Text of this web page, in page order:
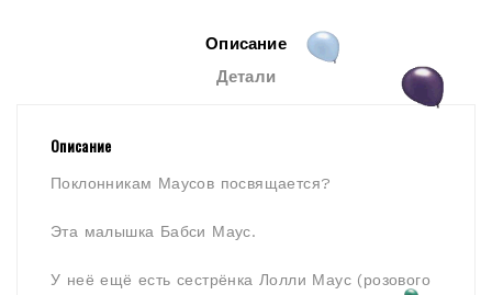
Описание
Детали
Описание
Поклонникам Маусов посвящается?
Эта малышка Бабси Маус.
У неё ещё есть сестрёнка Лолли Маус (розового